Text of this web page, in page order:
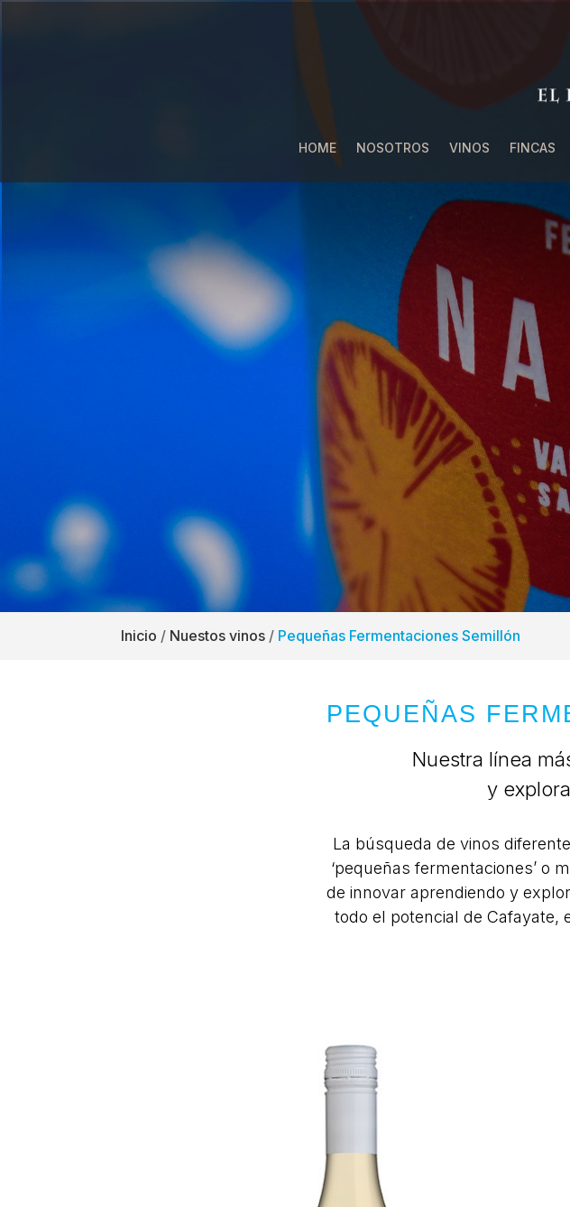
HOME NOSOTROS VINOS FINCAS
Inicio / Nuestos vinos / Pequeñas Fermentaciones Semillón
PEQUEÑAS
Nuestra línea
y
La búsqueda de vinos
‘pequeñas fermentaciones’ o
de innovar aprendiendo y
todo el potencial de Cafayate,